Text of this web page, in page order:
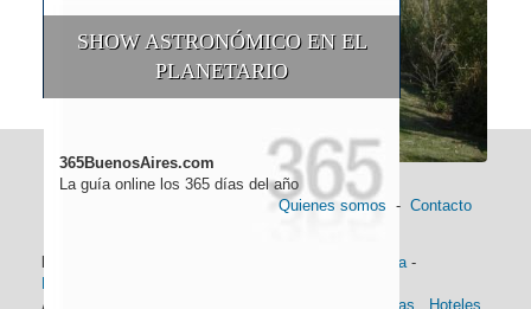
SHOW ASTRONÓMICO EN EL
PLANETARIO
365BuenosAires.com
La guía online los 365 días del año
Quienes somos - Contacto
Historia -
Alojamiento:
Hoteles 4 Estrellas Hoteles